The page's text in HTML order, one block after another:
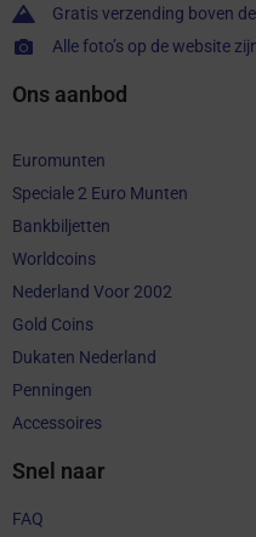
Gratis verzending boven
Alle foto’s op de website
Ons aanbod
Euromunten
Speciale 2 Euro Munten
Bankbiljetten
Worldcoins
Nederland Voor 2002
Gold Coins
Dukaten Nederland
Penningen
Accessoires
Snel naar
FAQ